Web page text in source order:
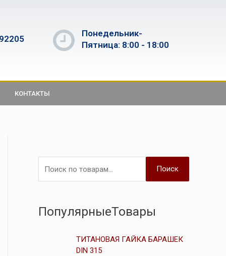
Понедельник-
Пятница: 8:00 - 18:00
КОНТАКТЫ
Поиск
ПопулярныеТовары
ТИТАНОВАЯ ГАЙКА БАРАШЕК
DIN 315